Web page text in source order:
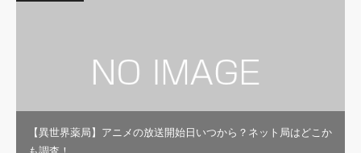
【異世界薬局】アニメの放送開始日いつから？ネット局はどこか